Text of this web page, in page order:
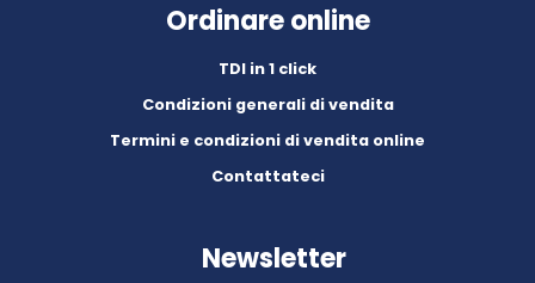
Ordinare online
TDI in 1 click
Condizioni generali di vendita
Termini e condizioni di vendita online
Contattateci
Newsletter